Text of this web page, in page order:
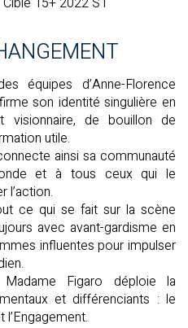
équipes d’Anne-Florence
son identité singulière en
visionnaire, de bouillon de
utile.
ainsi sa communauté
et à tous ceux qui le
l’action.
ce qui se fait sur la scène
avec avant-gardisme en
influentes pour impulser
Figaro déploie la
et différenciants : le
l’Engagement.